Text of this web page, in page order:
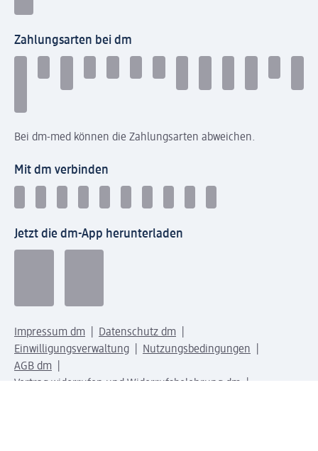
Zahlungsarten bei dm
Bei dm-med können die Zahlungsarten abweichen.
Mit dm verbinden
Jetzt die dm-App herunterladen
Impressum dm
Datenschutz dm
Einwilligungsverwaltung
Nutzungsbedingungen
AGB dm
Vertrag widerrufen und Widerrufsbelehrung dm